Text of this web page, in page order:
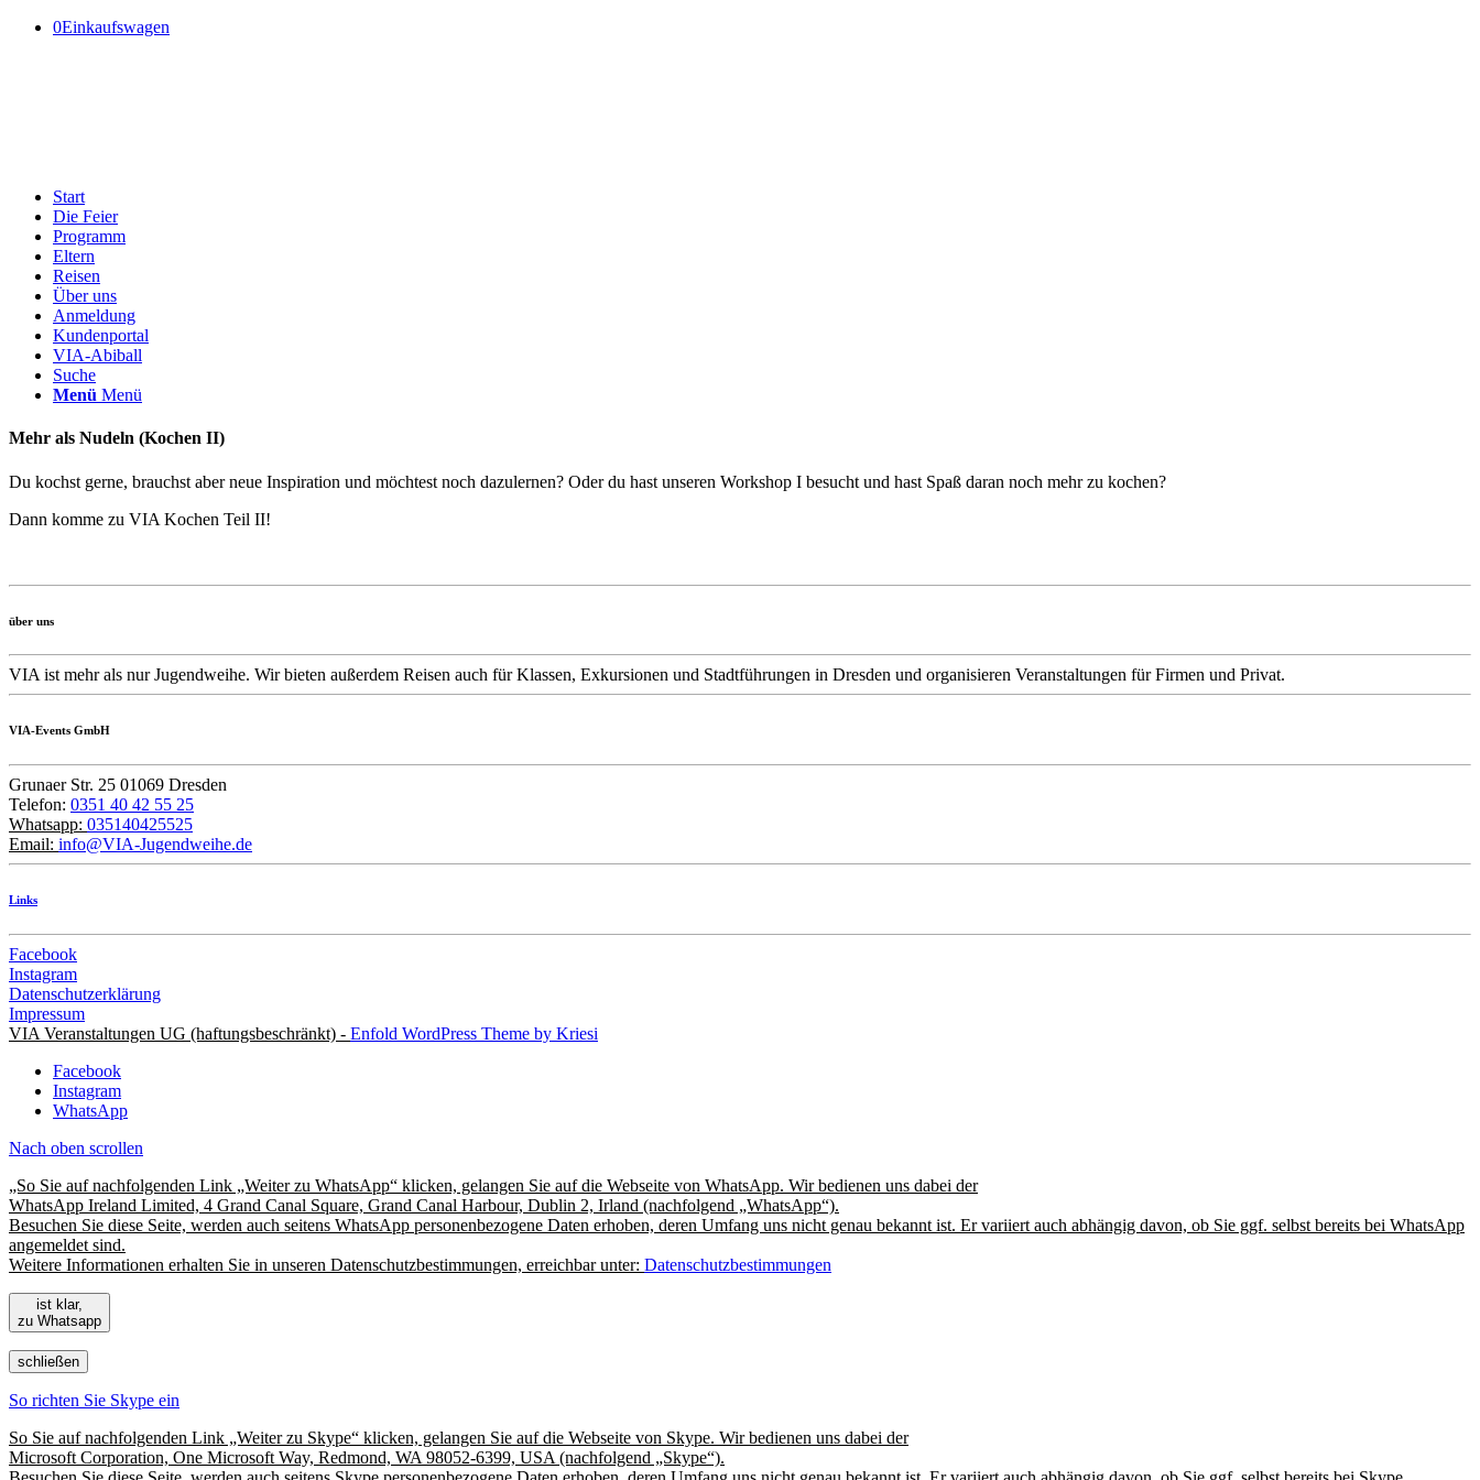
0Einkaufswagen
Start
Die Feier
Programm
Eltern
Reisen
Über uns
Anmeldung
Kundenportal
VIA-Abiball
Suche
Menü Menü
Mehr als Nudeln (Kochen II)
Du kochst gerne, brauchst aber neue Inspiration und möchtest noch dazulernen? Oder du hast unseren Workshop I besucht und hast Spaß daran noch mehr zu kochen?
Dann komme zu VIA Kochen Teil II!
über uns
VIA ist mehr als nur Jugendweihe. Wir bieten außerdem Reisen auch für Klassen, Exkursionen und Stadtführungen in Dresden und organisieren Veranstaltungen für Firmen und Privat.
VIA-Events GmbH
Grunaer Str. 25 01069 Dresden
Telefon: 0351 40 42 55 25
Whatsapp: 035140425525
Email: info@VIA-Jugendweihe.de
Links
Facebook
Instagram
Datenschutzerklärung
Impressum
VIA Veranstaltungen UG (haftungsbeschränkt) - Enfold WordPress Theme by Kriesi
Facebook
Instagram
WhatsApp
Nach oben scrollen
„So Sie auf nachfolgenden Link „Weiter zu WhatsApp“ klicken, gelangen Sie auf die Webseite von WhatsApp. Wir bedienen uns dabei der
WhatsApp Ireland Limited, 4 Grand Canal Square, Grand Canal Harbour, Dublin 2, Irland (nachfolgend „WhatsApp“).
Besuchen Sie diese Seite, werden auch seitens WhatsApp personenbezogene Daten erhoben, deren Umfang uns nicht genau bekannt ist. Er variiert auch abhängig davon, ob Sie ggf. selbst bereits bei WhatsApp
angemeldet sind.
Weitere Informationen erhalten Sie in unseren Datenschutzbestimmungen, erreichbar unter: Datenschutzbestimmungen
ist klar,
zu Whatsapp
schließen
So richten Sie Skype ein
So Sie auf nachfolgenden Link „Weiter zu Skype“ klicken, gelangen Sie auf die Webseite von Skype. Wir bedienen uns dabei der
Microsoft Corporation, One Microsoft Way, Redmond, WA 98052-6399, USA (nachfolgend „Skype“).